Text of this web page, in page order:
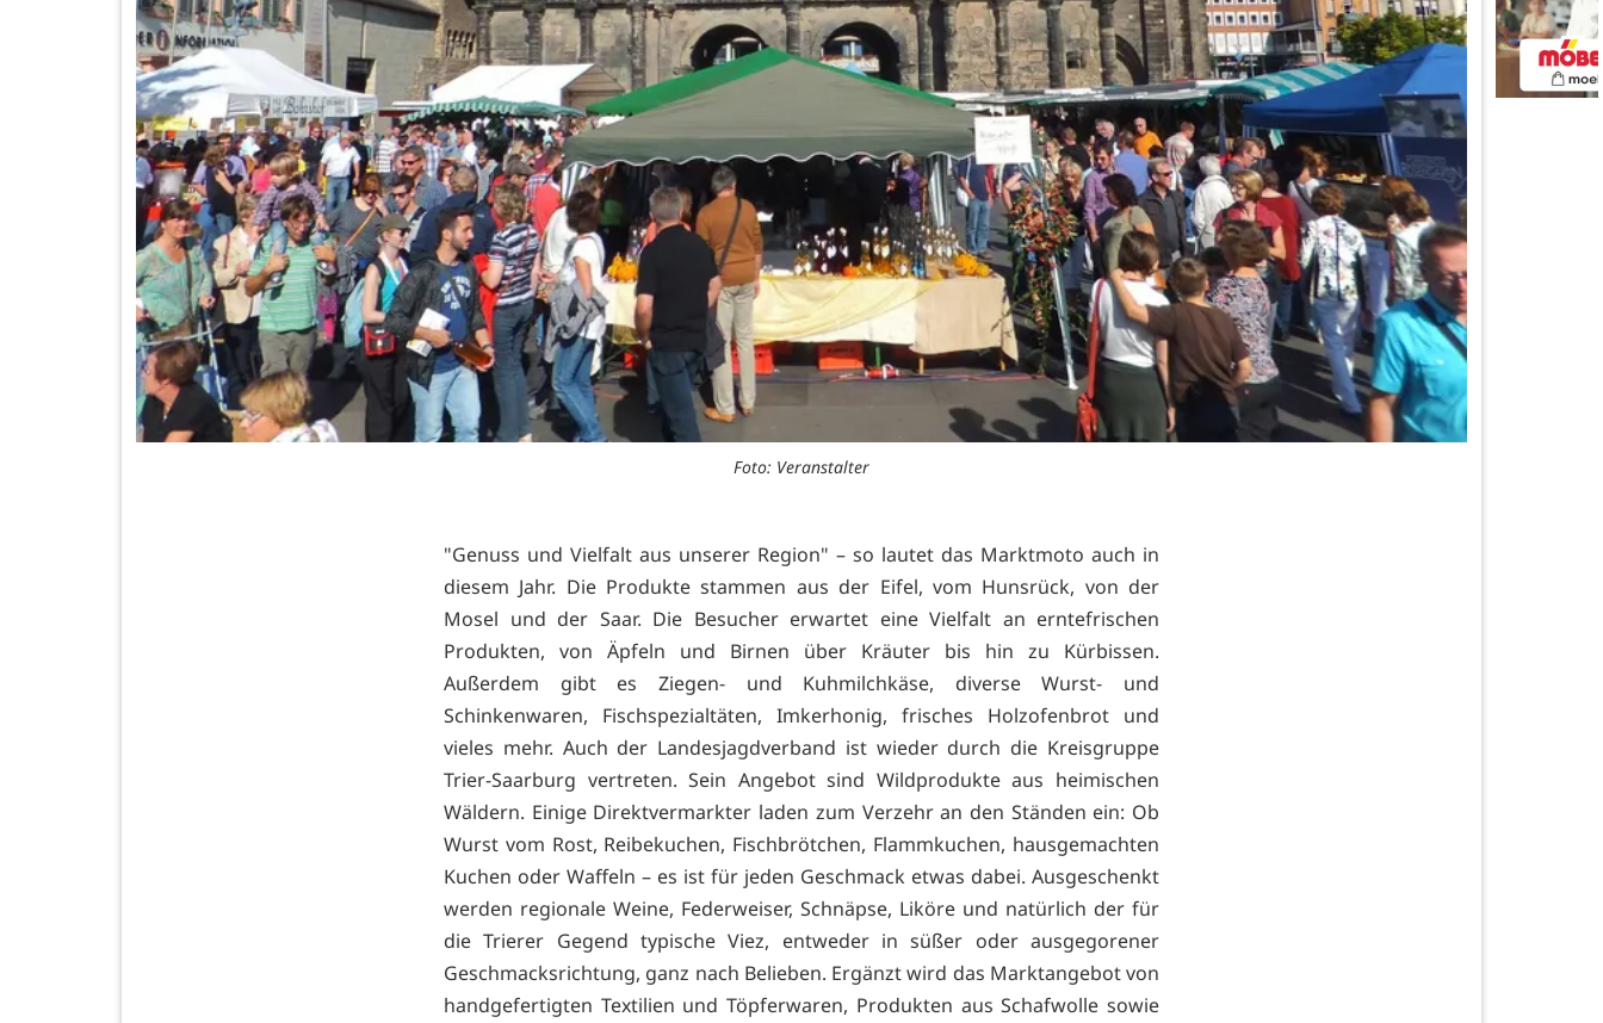
Foto: Veranstalter
"Genuss und Vielfalt aus unserer Region" – so lautet das Marktmoto auch in
diesem Jahr. Die Produkte stammen aus der Eifel, vom Hunsrück, von der
Mosel und der Saar. Die Besucher erwartet eine Vielfalt an erntefrischen
Produkten, von Äpfeln und Birnen über Kräuter bis hin zu Kürbissen.
Außerdem gibt es Ziegen- und Kuhmilchkäse, diverse Wurst- und
Schinkenwaren, Fischspezialtäten, Imkerhonig, frisches Holzofenbrot und
vieles mehr. Auch der Landesjagdverband ist wieder durch die Kreisgruppe
Trier-Saarburg vertreten. Sein Angebot sind Wildprodukte aus heimischen
Wäldern. Einige Direktvermarkter laden zum Verzehr an den Ständen ein: Ob
Wurst vom Rost, Reibekuchen, Fischbrötchen, Flammkuchen, hausgemachten
Kuchen oder Waffeln – es ist für jeden Geschmack etwas dabei. Ausgeschenkt
werden regionale Weine, Federweiser, Schnäpse, Liköre und natürlich der für
die Trierer Gegend typische Viez, entweder in süßer oder ausgegorener
Geschmacksrichtung, ganz nach Belieben. Ergänzt wird das Marktangebot von
handgefertigten Textilien und Töpferwaren, Produkten aus Schafwolle sowie